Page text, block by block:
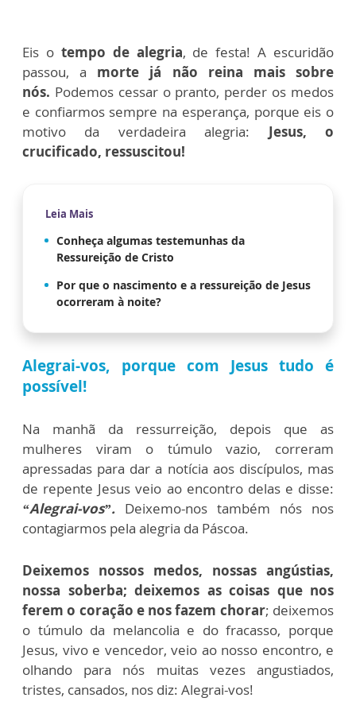
Eis o tempo de alegria, de festa! A escuridão
passou, a morte já não reina mais sobre
nós. Podemos cessar o pranto, perder os medos
e confiarmos sempre na esperança, porque eis o
motivo da verdadeira alegria: Jesus, o
crucificado, ressuscitou!
Leia Mais
Conheça algumas testemunhas da
Ressureição de Cristo
Por que o nascimento e a ressureição de Jesus
ocorreram à noite?
Alegrai-vos, porque com Jesus tudo é
possível!
Na manhã da ressurreição, depois que as
mulheres viram o túmulo vazio, correram
apressadas para dar a notícia aos discípulos, mas
de repente Jesus veio ao encontro delas e disse:
“Alegrai-vos”. Deixemo-nos também nós nos
contagiarmos pela alegria da Páscoa.
Deixemos nossos medos, nossas angústias,
nossa soberba; deixemos as coisas que nos
ferem o coração e nos fazem chorar; deixemos
o túmulo da melancolia e do fracasso, porque
Jesus, vivo e vencedor, veio ao nosso encontro, e
olhando para nós muitas vezes angustiados,
tristes, cansados, nos diz: Alegrai-vos!